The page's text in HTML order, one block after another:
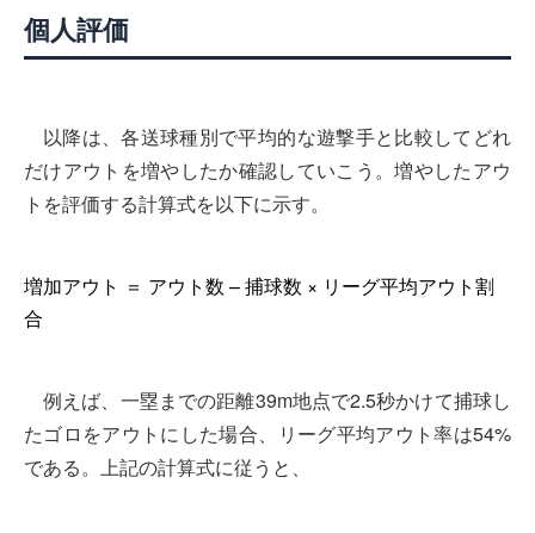
個人評価
以降は、各送球種別で平均的な遊撃手と比較してどれ
だけアウトを増やしたか確認していこう。増やしたアウ
トを評価する計算式を以下に示す。
増加アウト ＝ アウト数 – 捕球数 × リーグ平均アウト割
合
例えば、一塁までの距離39m地点で2.5秒かけて捕球し
たゴロをアウトにした場合、リーグ平均アウト率は54%
である。上記の計算式に従うと、